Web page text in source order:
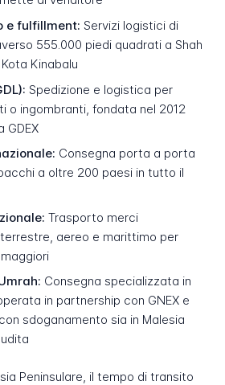
e fulfillment: Servizi logistici di
555.000 piedi quadrati a Shah
Kinabalu
Spedizione e logistica per
o ingombranti, fondata nel 2012
GDEX
Consegna porta a porta
a oltre 200 paesi in tutto il
Trasporto merci
aereo e marittimo per
Consegna specializzata in
in partnership con GNEX e
sdoganamento sia in Malesia
Peninsulare, il tempo di transito